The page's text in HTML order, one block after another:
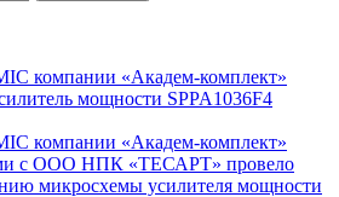
компании «Академ-комплект»
мощности SPPA1036F4
компании «Академ-комплект»
с ООО НПК «ТЕСАРТ» провело
микросхемы усилителя мощности